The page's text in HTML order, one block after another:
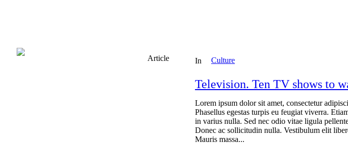
Article In Culture
Television. Ten TV shows to
Lorem ipsum dolor sit amet, consectetur
Phasellus egestas turpis eu feugiat viverra.
in varius nulla. Sed nec odio vitae ligula
Donec ac sollicitudin nulla. Vestibulum elit
Mauris massa...